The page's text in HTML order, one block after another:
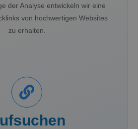
der Analyse entwickeln wir eine
von hochwertigen Websites
zu erhalten.